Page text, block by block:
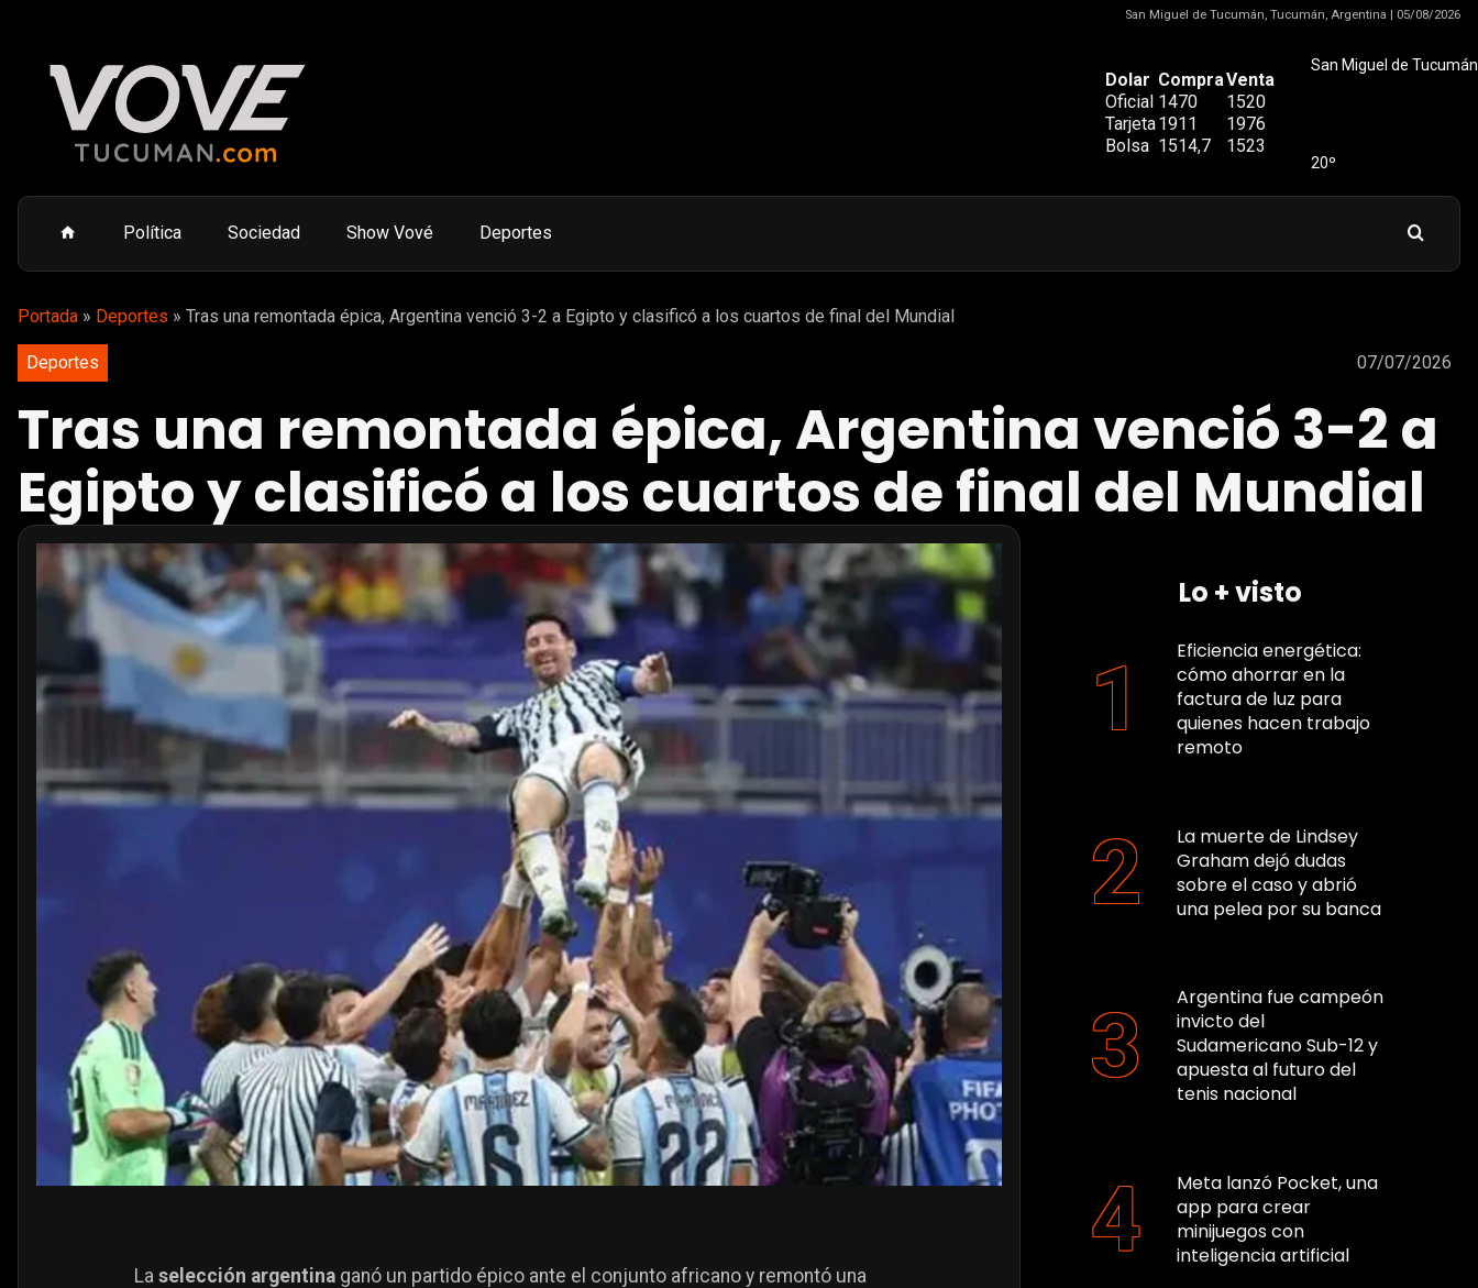
San Miguel de Tucumán, Tucumán, Argentina | 05/08/2026
Dolar CompraVenta
Oficial 1470
1520
Tarjeta1911
1976
Bolsa 1514,7 1523
San Miguel de Tucumán
20º
Política Sociedad Show Vové Deportes
Portada » Deportes » Tras una remontada épica, Argentina venció 3-2 a Egipto y clasificó a los cuartos de final del Mundial
Deportes 07/07/2026
Tras una remontada épica, Argentina venció 3-2 a
Egipto y clasificó a los cuartos de final del Mundial
La selección argentina ganó un partido épico ante el conjunto africano y remontó una
Lo + visto
Eficiencia energética:
cómo ahorrar en la
factura de luz para
quienes hacen trabajo
remoto
La muerte de Lindsey
Graham dejó dudas
sobre el caso y abrió
una pelea por su banca
Argentina fue campeón
invicto del
Sudamericano Sub-12 y
apuesta al futuro del
tenis nacional
Meta lanzó Pocket, una
app para crear
minijuegos con
inteligencia artificial